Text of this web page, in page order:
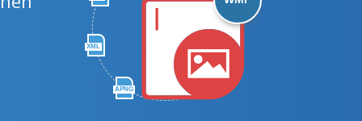
XML
APNG